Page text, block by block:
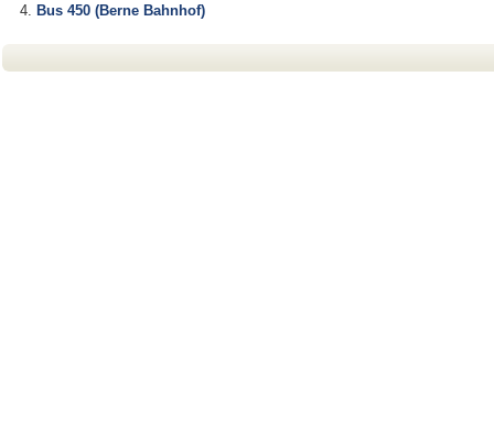
Bus 450 (Berne Bahnhof)